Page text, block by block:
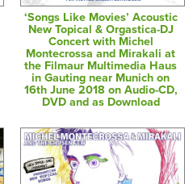
‘Songs Like Movies’ Acoustic
New Topical & Orgastica-DJ
Concert with Michel
Montecrossa and Mirakali at
the Filmaur Multimedia Haus
in Gauting near Munich on
16th June 2018 on Audio-CD,
DVD and as Download